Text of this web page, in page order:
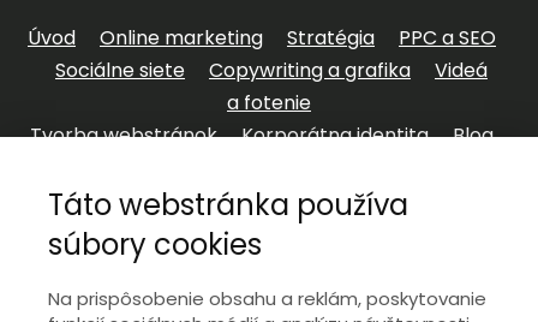
Úvod Online marketing Stratégia
PPC a SEO
Sociálne siete
Copywriting a grafika
Videá
a fotenie
Tvorba webstránok
Korporátna identita
Blog
+421 9
17 796 556
Táto webstránka používa
súbory cookies
Na prispôsobenie obsahu a reklám, poskytovanie